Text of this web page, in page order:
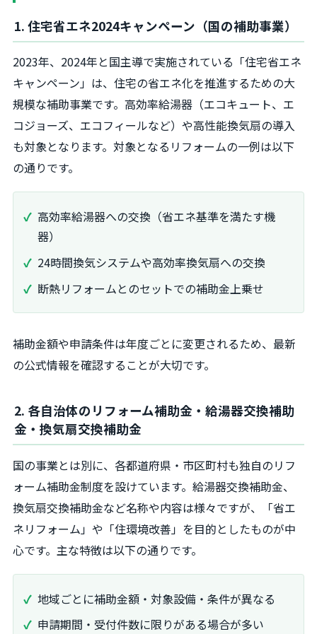
1. 住宅省エネ2024キャンペーン（国の補助事業）
2023年、2024年と国主導で実施されている「住宅省エネ
キャンペーン」は、住宅の省エネ化を推進するための大
規模な補助事業です。高効率給湯器（エコキュート、エ
コジョーズ、エコフィールなど）や高性能換気扇の導入
も対象となります。対象となるリフォームの一例は以下
の通りです。
高効率給湯器への交換（省エネ基準を満たす機
器）
24時間換気システムや高効率換気扇への交換
断熱リフォームとのセットでの補助金上乗せ
補助金額や申請条件は年度ごとに変更されるため、最新
の公式情報を確認することが大切です。
2. 各自治体のリフォーム補助金・給湯器交換補助
金・換気扇交換補助金
国の事業とは別に、各都道府県・市区町村も独自のリフ
ォーム補助金制度を設けています。給湯器交換補助金、
換気扇交換補助金など名称や内容は様々ですが、「省エ
ネリフォーム」や「住環境改善」を目的としたものが中
心です。主な特徴は以下の通りです。
地域ごとに補助金額・対象設備・条件が異なる
申請期間・受付件数に限りがある場合が多い